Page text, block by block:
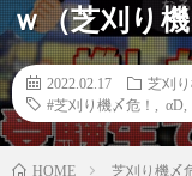
ｗ（芝刈り
2022.02.17
芝刈
#芝刈り機〆危！
αD
HOME 芝刈り機〆